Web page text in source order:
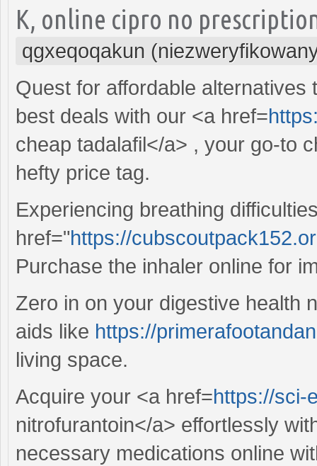
K, online cipro no
qgxeqoqakun
Quest for affordable
best deals with our <a href=
cheap tadalafil</a> , your go-to
hefty price tag.
Experiencing breathing
href="https://
Purchase the inhaler online for
Zero in on your digestive health
aids like https://
living space.
Acquire your <a href=https://sci-
nitrofurantoin</a> effortlessly
necessary medications online